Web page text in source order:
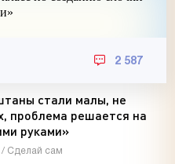
2 587
стали малы, не
проблема решается на
руками»
/ Сделай сам